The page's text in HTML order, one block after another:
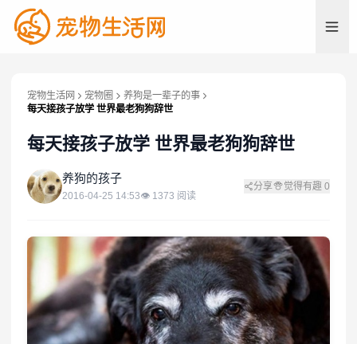
宠物生活网 宠物圈
养狗是一辈子的事
每天接孩子放学 世界最老狗狗辞世
每天接孩子放学 世界最老狗狗辞世
养 养狗的孩子
2016-04-25 14:53👁 1373 阅读
分享 觉得有趣 0